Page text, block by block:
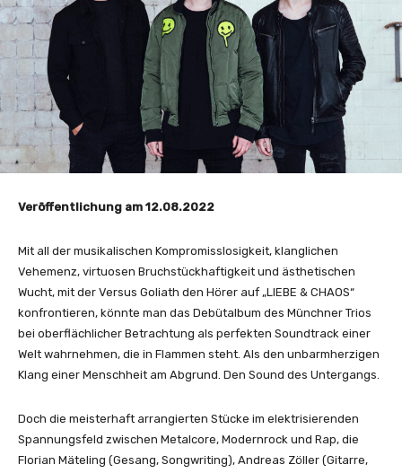
Veröffentlichung am 12.08.2022
Mit all der musikalischen Kompromisslosigkeit, klanglichen
Vehemenz, virtuosen Bruchstückhaftigkeit und ästhetischen
Wucht, mit der Versus Goliath den Hörer auf „LIEBE & CHAOS“
konfrontieren, könnte man das Debütalbum des Münchner Trios
bei oberflächlicher Betrachtung als perfekten Soundtrack einer
Welt wahrnehmen, die in Flammen steht. Als den unbarmherzigen
Klang einer Menschheit am Abgrund. Den Sound des Untergangs.
Doch die meisterhaft arrangierten Stücke im elektrisierenden
Spannungsfeld zwischen Metalcore, Modernrock und Rap, die
Florian Mäteling (Gesang, Songwriting), Andreas Zöller (Gitarre,